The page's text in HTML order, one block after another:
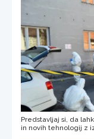
Predstavljaj si, da
in novih tehnologij z